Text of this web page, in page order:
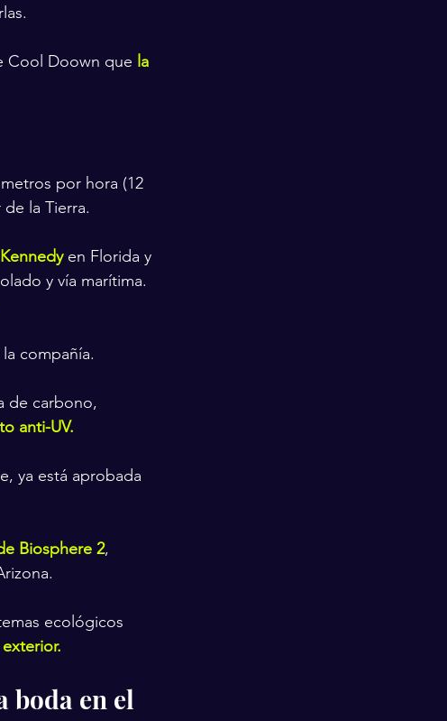
Cool Doown que la
por hora (12
la Tierra.
en Florida y
y vía marítima.
compañía.
de carbono,
anti-UV.
ya está aprobada
Biosphere 2,
ecológicos
boda en el